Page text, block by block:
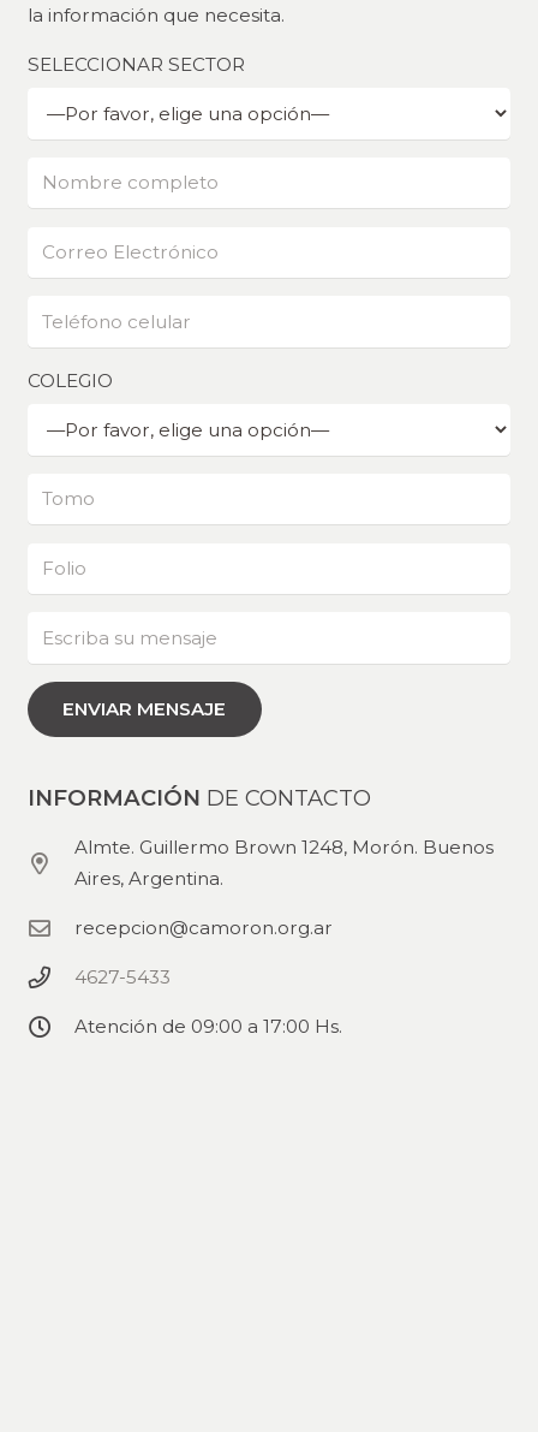
la información que necesita.
SELECCIONAR SECTOR
COLEGIO
INFORMACIÓN DE CONTACTO
Almte. Guillermo Brown 1248, Morón. Buenos
Aires, Argentina.
recepcion@camoron.org.ar
4627-5433
Atención de 09:00 a 17:00 Hs.